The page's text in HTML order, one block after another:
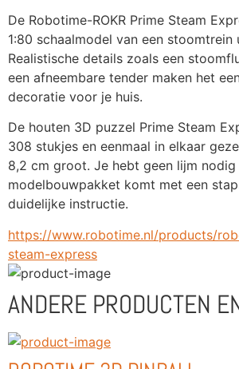
De Robotime-ROKR Prime Steam
1:80 schaalmodel van een stoomtrein
Realistische details zoals een
een afneembare tender maken het
decoratie voor je huis.
De houten 3D puzzel Prime Steam
308 stukjes en eenmaal in elkaar
8,2 cm groot. Je hebt geen lijm nodig
modelbouwpakket komt met een
duidelijke instructie.
https://www.robotime.nl/products/
steam-express
ANDERE PRODUCTEN